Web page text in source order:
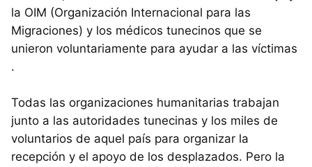
la OIM (Organización Internacional para las
Migraciones) y los médicos tunecinos que se
unieron voluntariamente para ayudar a las víctimas
.
Todas las organizaciones humanitarias trabajan
junto a las autoridades tunecinas y los miles de
voluntarios de aquel país para organizar la
recepción y el apoyo de los desplazados. Pero la